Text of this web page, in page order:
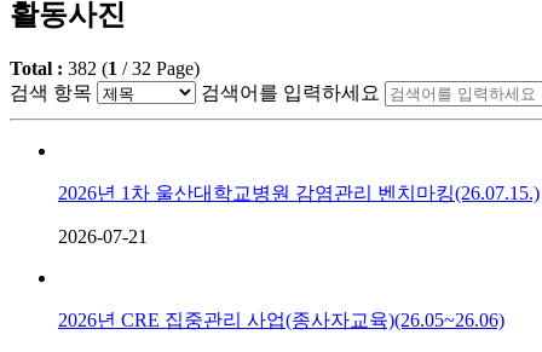
활동사진
Total : 382 (1 /32 Page)
검색 항목
검색어를 입력하세요
2026년 1차 울산대학교병원 감염관리 벤치마킹(26.07.15.)
2026-07-21
2026년 CRE 집중관리 사업(종사자교육)(26.05~26.06)